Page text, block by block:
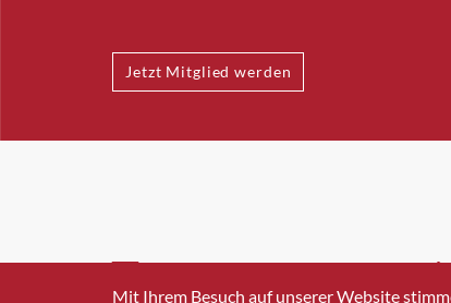
Jetzt Mitglied werden
INFO@SWISSICT.CH
Mit Ihrem Besuch auf unserer Website